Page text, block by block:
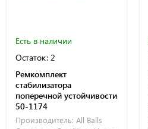
Есть в наличии
Остаток: 2
Ремкомплект
стабилизатора
поперечной устойчивости
50-1174
Производитель: All Balls